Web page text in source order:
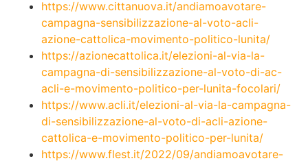
https://www.cittanuova.it/andiamoavotare-
campagna-sensibilizzazione-al-voto-acli-
azione-cattolica-movimento-politico-lunita/
https://azionecattolica.it/elezioni-al-via-la-
campagna-di-sensibilizzazione-al-voto-di-ac-
acli-e-movimento-politico-per-lunita-focolari/
https://www.acli.it/elezioni-al-via-la-campagna-
di-sensibilizzazione-al-voto-di-acli-azione-
cattolica-e-movimento-politico-per-lunita/
https://www.flest.it/2022/09/andiamoavotare-